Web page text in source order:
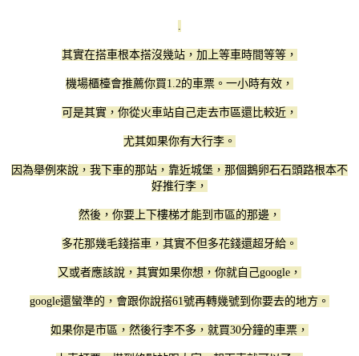
其實在搭車根本搭沒幾站，加上等車時間等等，
機場櫃檯會推薦你買1.2的車票。一小時有效，
可是其實，你從火車站自己走去市區還比較近，
尤其如果你有大行李。
因為舉例來說，我下車的那站，靠近城堡，那個鵝卵石石頭路根本不
好推行李，
然後，你要上下樓梯才能到市區的那邊，
多花那幾毛錢搭車，其實不但多花錢還超牙給。
又或者應該說，其實如果你想，你就自己google，
google還蠻準的，會跟你說搭61號再轉幾號到你要去的地方。
如果你是市區，然後行李不多，就買30分鐘的車票，